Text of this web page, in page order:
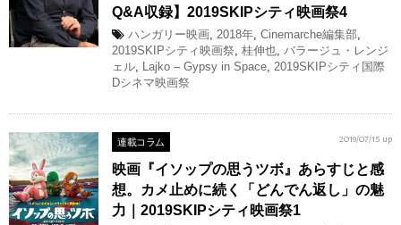
Q&A収録】2019SKIPシティ映画祭4
ハンガリー映画, 2018年, Cinemarche編集部,
2019SKIPシティ映画祭, 桂伸也, バラージュ・レンジ
ェル, Lajko – Gypsy in Space, 2019SKIPシティ国際
Dシネマ映画祭
連載コラム 2019/07/15 up
映画『イソップの思うツボ』あらすじと感
想。カメ止めに続く「どんでん返し」の魅
力｜2019SKIPシティ映画祭1